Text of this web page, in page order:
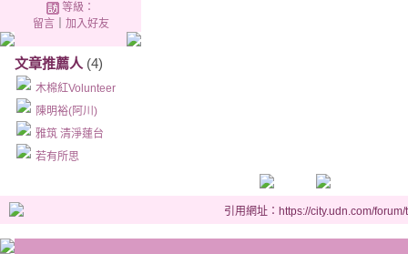
等級：
留言｜ 加入好友
文章推薦人 (4)
木棉紅Volunteer
陳明裕(阿川)
雅筑 清淨蓮台
若有所思
引用網址：https://city.udn.com/